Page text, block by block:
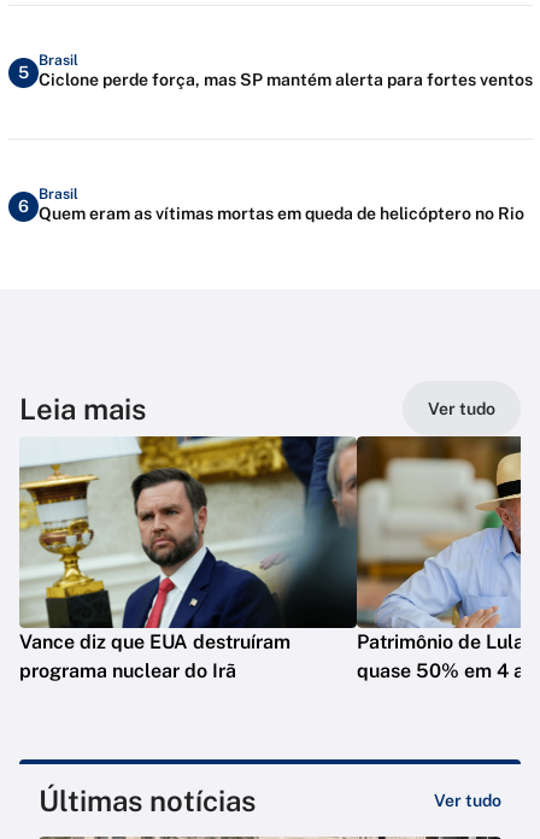
5
Brasil
Ciclone perde força, mas SP mantém alerta para fortes ventos
6
Brasil
Quem eram as vítimas mortas em queda de helicóptero no Rio
Leia mais Ver tudo
Vance diz que EUA destruíram
programa nuclear do Irã
Patrimônio de Lula
quase 50% em 4
Últimas notícias Ver tudo